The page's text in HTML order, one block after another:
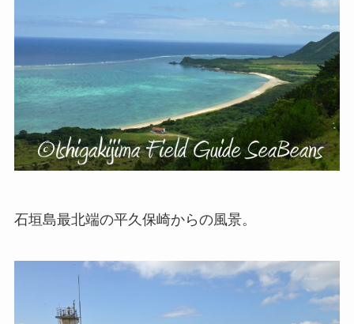
石垣島最北端の平久保崎からの風景。